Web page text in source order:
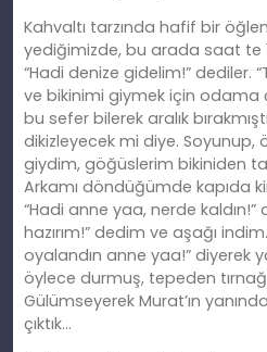
Kahvaltı tarzında hafif bir
yediğimizde, bu arada saat te
“Hadi denize gidelim!” dediler.
ve bikinimi giymek için odama
bu sefer bilerek aralık
dikizleyecek mi diye. Soyunup,
giydim, göğüslerim bikiniden
Arkamı döndüğümde kapıda
“Hadi anne yaa, nerde
hazırım!” dedim ve aşağı
oyalandın anne yaa!” diyerek
öylece durmuş, tepeden tırna
Gülümseyerek Murat’ın
çıktık…